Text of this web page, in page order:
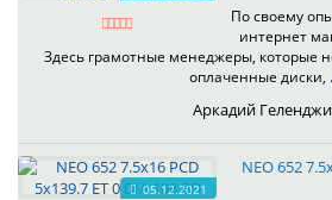
По своему
интернет
Здесь грамотные менеджеры, которые
оплаченные диски,
Аркадий
05.12.2021
NEO 652